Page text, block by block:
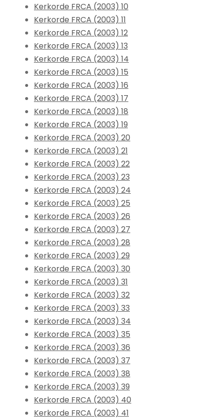
Kerkorde FRCA (2003) 10
Kerkorde FRCA (2003) 11
Kerkorde FRCA (2003) 12
Kerkorde FRCA (2003) 13
Kerkorde FRCA (2003) 14
Kerkorde FRCA (2003) 15
Kerkorde FRCA (2003) 16
Kerkorde FRCA (2003) 17
Kerkorde FRCA (2003) 18
Kerkorde FRCA (2003) 19
Kerkorde FRCA (2003) 20
Kerkorde FRCA (2003) 21
Kerkorde FRCA (2003) 22
Kerkorde FRCA (2003) 23
Kerkorde FRCA (2003) 24
Kerkorde FRCA (2003) 25
Kerkorde FRCA (2003) 26
Kerkorde FRCA (2003) 27
Kerkorde FRCA (2003) 28
Kerkorde FRCA (2003) 29
Kerkorde FRCA (2003) 30
Kerkorde FRCA (2003) 31
Kerkorde FRCA (2003) 32
Kerkorde FRCA (2003) 33
Kerkorde FRCA (2003) 34
Kerkorde FRCA (2003) 35
Kerkorde FRCA (2003) 36
Kerkorde FRCA (2003) 37
Kerkorde FRCA (2003) 38
Kerkorde FRCA (2003) 39
Kerkorde FRCA (2003) 40
Kerkorde FRCA (2003) 41